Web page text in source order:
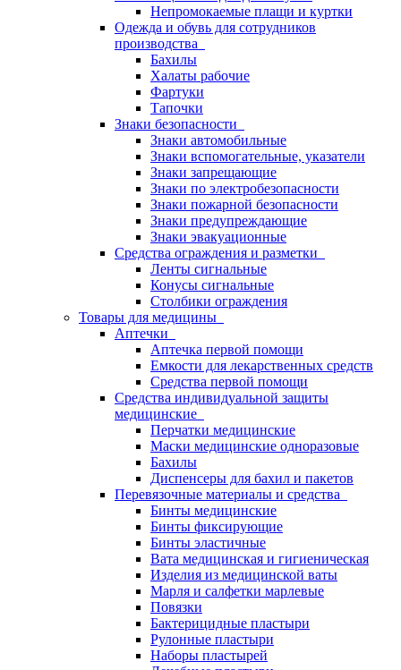
Непромокаемые плащи и куртки
Одежда и обувь для сотрудников
производства
Бахилы
Халаты рабочие
Фартуки
Тапочки
Знаки безопасности
Знаки автомобильные
Знаки вспомогательные, указатели
Знаки запрещающие
Знаки по электробезопасности
Знаки пожарной безопасности
Знаки предупреждающие
Знаки эвакуационные
Средства ограждения и разметки
Ленты сигнальные
Конусы сигнальные
Столбики ограждения
Товары для медицины
Аптечки
Аптечка первой помощи
Емкости для лекарственных средств
Средства первой помощи
Средства индивидуальной защиты
медицинские
Перчатки медицинские
Маски медицинские одноразовые
Бахилы
Диспенсеры для бахил и пакетов
Перевязочные материалы и средства
Бинты медицинские
Бинты фиксирующие
Бинты эластичные
Вата медицинская и гигиеническая
Изделия из медицинской ваты
Марля и салфетки марлевые
Повязки
Бактерицидные пластыри
Рулонные пластыри
Наборы пластырей